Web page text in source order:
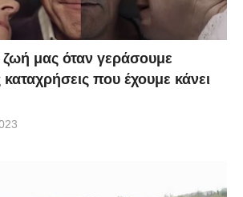
ζωή μας όταν γεράσουμε
που έχουμε κάνει